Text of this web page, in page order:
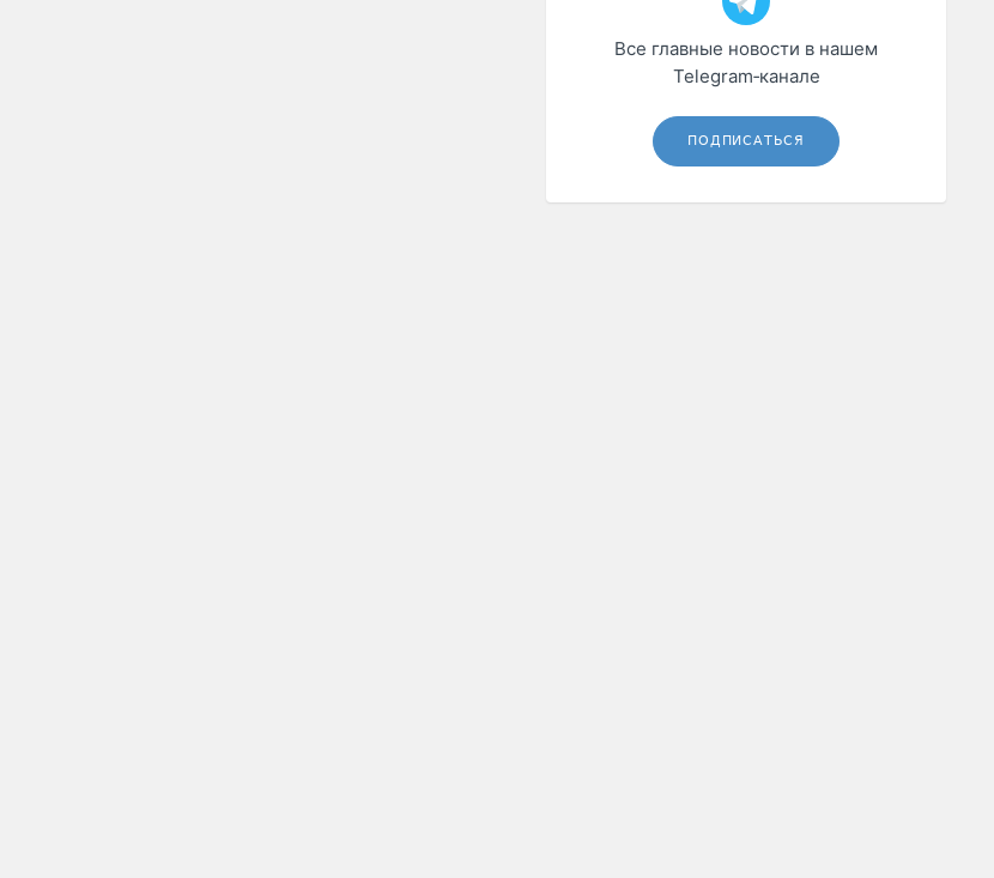
Все главные новости в нашем
Telegram‑канале
ПОДПИСАТЬСЯ